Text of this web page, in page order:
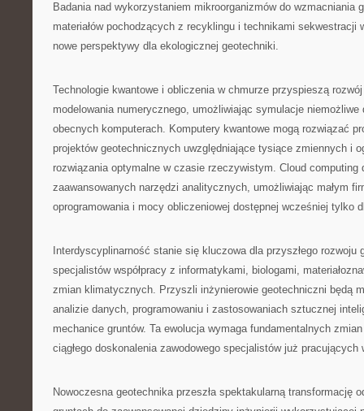
Badania nad wykorzystaniem mikroorganizmów do wzmacniania
materiałów pochodzących z recyklingu i technikami sekwestracji
nowe perspektywy dla ekologicznej geotechniki.
Technologie kwantowe i obliczenia w chmurze przyspieszą
modelowania numerycznego, umożliwiając symulacje niemożliwe
obecnych komputerach. Komputery kwantowe mogą rozwiązać
projektów geotechnicznych uwzględniające tysiące zmiennych i
rozwiązania optymalne w czasie rzeczywistym. Cloud computing
zaawansowanych narzędzi analitycznych, umożliwiając małym
oprogramowania i mocy obliczeniowej dostępnej wcześniej tylko
Interdyscyplinarność stanie się kluczowa dla przyszłego rozwoju
specjalistów współpracy z informatykami, biologami,
zmian klimatycznych. Przyszli inżynierowie geotechniczni będą
analizie danych, programowaniu i zastosowaniach sztucznej
mechanice gruntów. Ta ewolucja wymaga fundamentalnych
ciągłego doskonalenia zawodowego specjalistów już pracujących
Nowoczesna geotechnika przeszła spektakularną transformację